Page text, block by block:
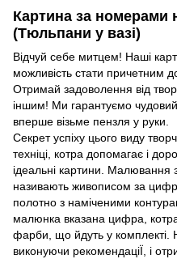
Картина за номерами
(Тюльпани у вазі)
Відчуй себе митцем! Наші
можливість стати причетним
Отримай задоволення від
іншим! Ми гарантуємо чудовий
вперше візьме пензля у руки.
Секрет успіху цього виду
техніці, котра допомагає і
ідеальні картини.
називають живописом за
полотно з наміченими
малюнка вказана цифра,
фарби, що йдуть у комплекті.
виконуючи рекомендаціЇ, і